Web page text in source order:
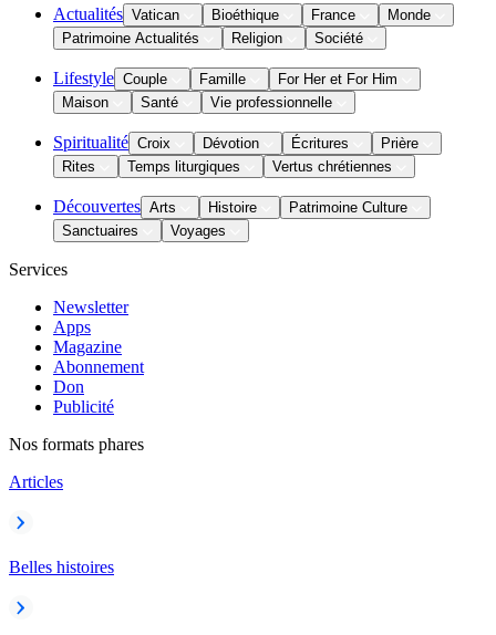
Actualités Vatican Bioéthique France
Monde
Patrimoine Actualités
Religion Société
Lifestyle Couple Famille
For Her et For Him
Maison
Santé Vie professionnelle
Spiritualité Croix Dévotion Écritures
Prière
Rites
Temps liturgiques Vertus chrétiennes
Découvertes Arts Histoire
Patrimoine Culture
Sanctuaires
Voyages
Services
Newsletter
Apps
Magazine
Abonnement
Don
Publicité
Nos formats phares
Articles
Belles histoires